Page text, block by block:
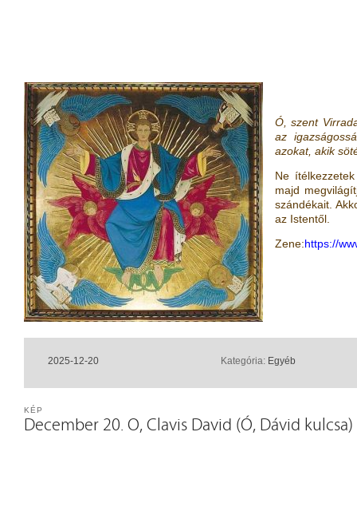
Ó, szent
az
azokat, akik
Ne
majd
szándékait.
az Istentől.
Zene:https://
2025-12-20 Kategória: Egyéb
December 20. O, Clavis David (Ó, Dávid kulcsa)
KÉP